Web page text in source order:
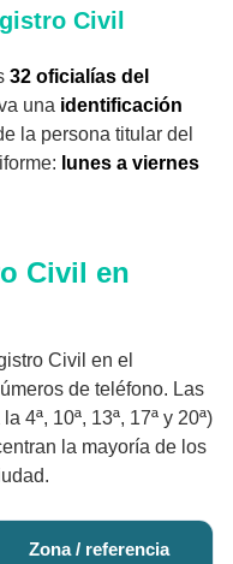
Civil
32 oficialías del
una identificación
la persona titular del
lunes a viernes
Civil en
Civil en el
de teléfono. Las
la 4ª, 10ª, 13ª, 17ª y 20ª)
la mayoría de los
Zona / referencia